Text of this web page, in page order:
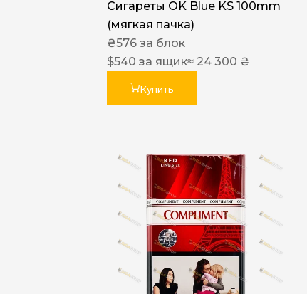
Сигареты OK Blue KS 100mm
(мягкая пачка)
₴576 за блок
$540 за ящик≈ 24 300 ₴
Купить